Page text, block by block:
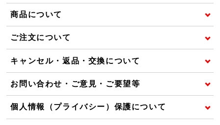
商品について
ご注文について
キャンセル・返品・交換について
お問い合わせ・ご意見・ご要望等
個人情報（プライバシー）保護について